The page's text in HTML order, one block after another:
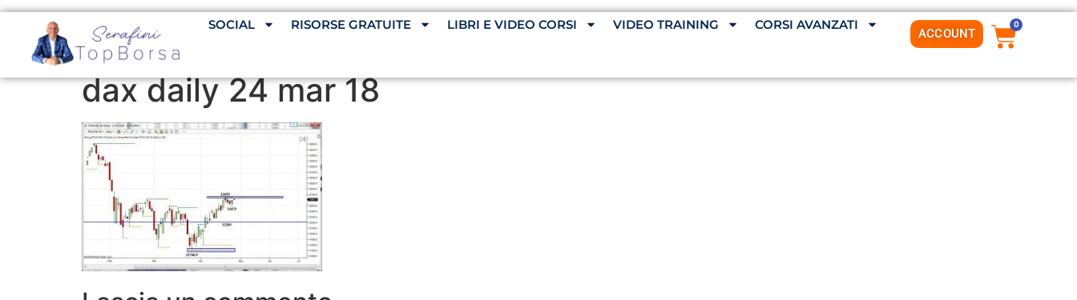
SOCIAL RISORSE GRATUITE LIBRI E VIDEO CORSI VIDEO TRAINING CORSI AVANZATI
ACCOUNT
0
dax daily 24 mar 18